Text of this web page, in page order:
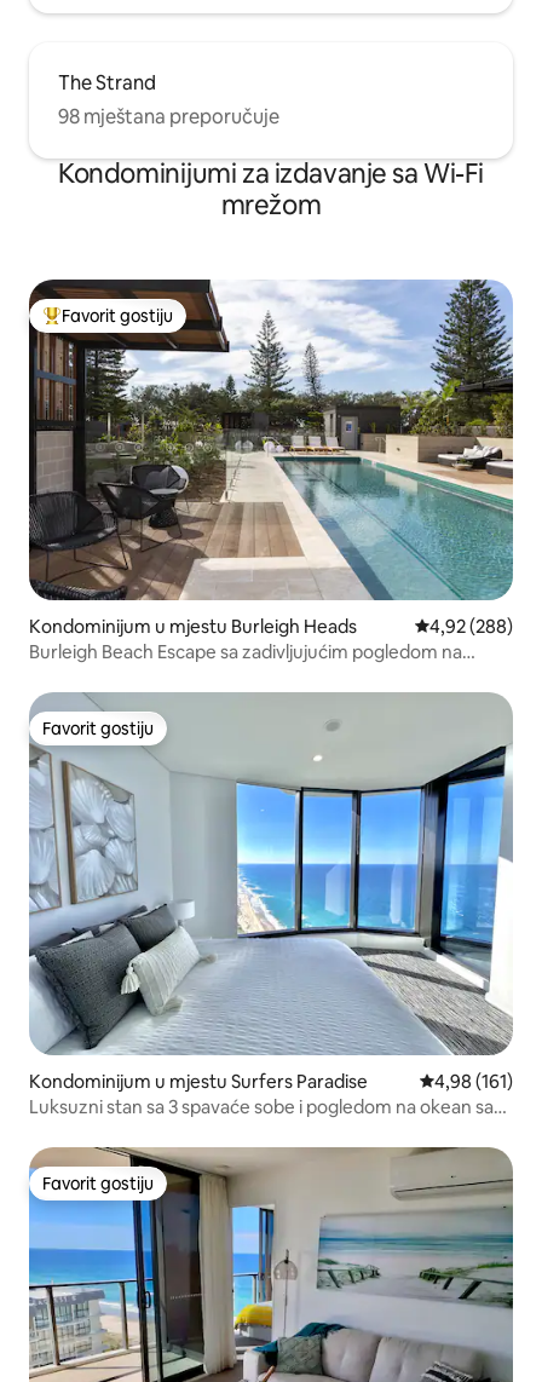
The Strand
98 mještana preporučuje
Kondominijumi za izdavanje sa Wi-Fi
mrežom
Glavni favorit gostiju
Favorit gostiju
Kondominijum u mjestu Burleigh Heads prosječna
4,92 (288)
Burleigh Beach Escape sa zadivljujućim pogledom na
Favorit gostiju
Favorit gostiju
Kondominijum u mjestu Surfers Paradise prosječna
4,98 (161)
Luksuzni stan sa 3 spavaće sobe i pogledom na okean sa
Favorit gostiju
Favorit gostiju